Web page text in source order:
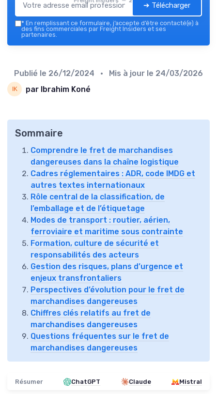
➔ Télécharger
* En remplissant ce formulaire, j’accepte d’être contacté(e) à
des fins commerciales par Freight Insiders et ses
partenaires.
Publié le 26/12/2024 • Mis à jour le 24/03/2026
par Ibrahim Koné
Sommaire
Comprendre le fret de marchandises
dangereuses dans la chaîne logistique
Cadres réglementaires : ADR, code IMDG et
autres textes internationaux
Rôle central de la classification, de
l’emballage et de l’étiquetage
Modes de transport : routier, aérien,
ferroviaire et maritime sous contrainte
Formation, culture de sécurité et
responsabilités des acteurs
Gestion des risques, plans d’urgence et
enjeux transfrontaliers
Perspectives d’évolution pour le fret de
marchandises dangereuses
Chiffres clés relatifs au fret de
marchandises dangereuses
Questions fréquentes sur le fret de
marchandises dangereuses
Résumer ChatGPT Claude Mistral